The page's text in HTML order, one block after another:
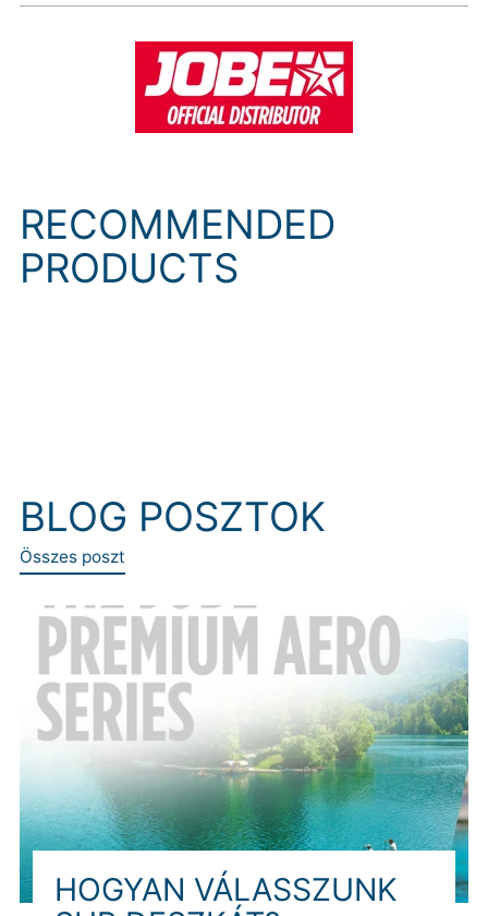
RECOMMENDED
PRODUCTS
BLOG POSZTOK
Összes poszt
HOGYAN VÁLASSZUNK